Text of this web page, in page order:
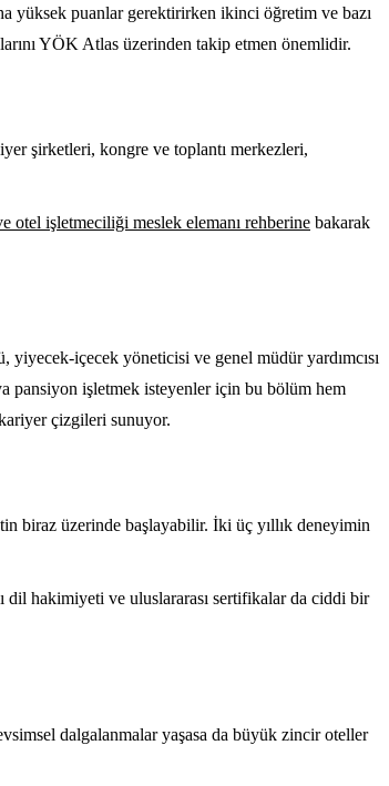
yüksek puanlar gerektirirken ikinci öğretim ve bazı
YÖK Atlas üzerinden takip etmen önemlidir.
şirketleri, kongre ve toplantı merkezleri,
otel işletmeciliği meslek elemanı rehberine bakarak
içecek yöneticisi ve genel müdür yardımcısı
pansiyon işletmek isteyenler için bu bölüm hem
çizgileri sunuyor.
biraz üzerinde başlayabilir. İki üç yıllık deneyimin
dil hakimiyeti ve uluslararası sertifikalar da ciddi bir
dalgalanmalar yaşasa da büyük zincir oteller